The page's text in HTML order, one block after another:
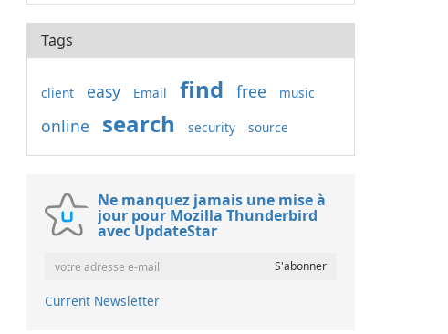
Tags
client easy Email find free music
online search security source
Ne manquez jamais une mise à
jour pour Mozilla Thunderbird
avec UpdateStar
Current Newsletter